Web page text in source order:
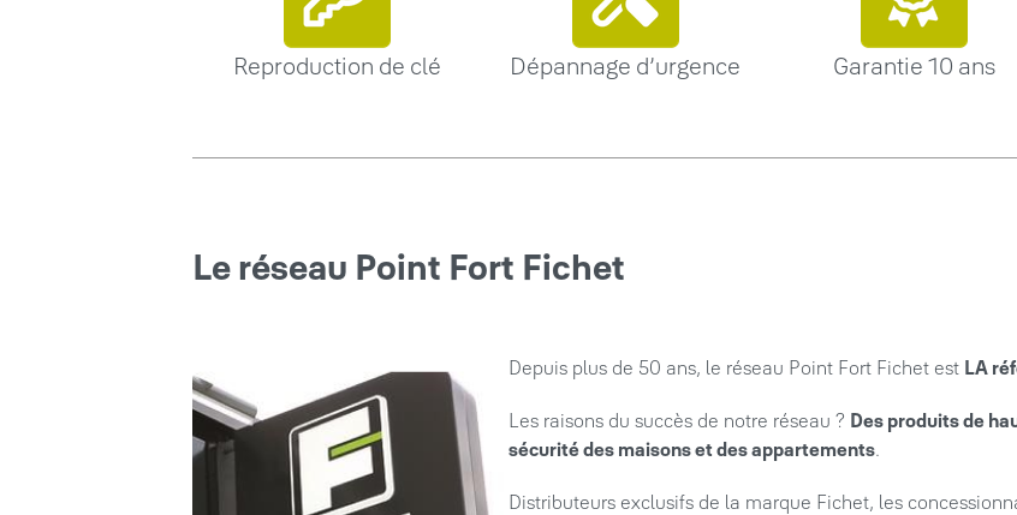
Reproduction de clé Dépannage d’urgence Garantie 10 ans
Le réseau Point Fort Fichet
Depuis plus de 50 ans, le réseau Point Fort Fichet est LA
Les raisons du succès de notre réseau ? Des produits de
sécurité des maisons et des appartements.
Distributeurs exclusifs de la marque Fichet, les